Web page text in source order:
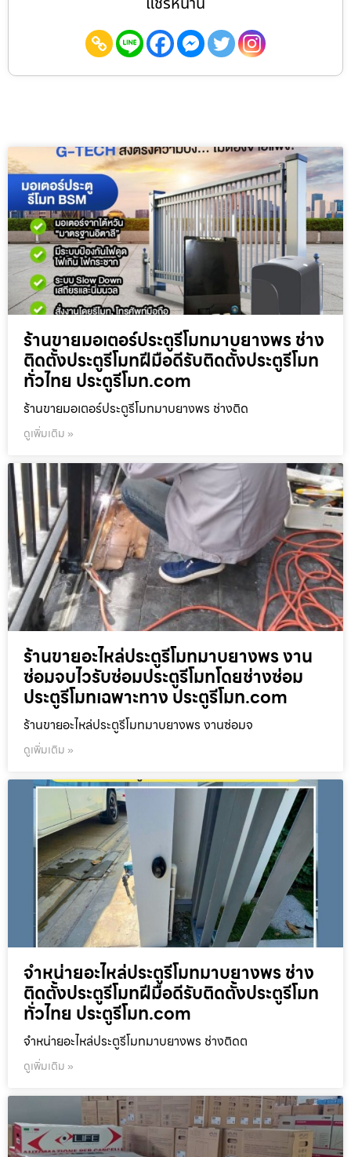
ร้านขายมอเตอร์ประตูรีโมทมาบยางพร ช่าง
ติดตั้งประตูรีโมทฝีมือดีรับติดตั้งประตูรีโมท
ทั่วไทย ประตูรีโมท.com
ร้านขายมอเตอร์ประตูรีโมทมาบยางพร ช่างติด
ดูเพิ่มเติม »
ร้านขายอะไหล่ประตูรีโมทมาบยางพร งาน
ซ่อมจบไวรับซ่อมประตูรีโมทโดยช่างซ่อม
ประตูรีโมทเฉพาะทาง ประตูรีโมท.com
ร้านขายอะไหล่ประตูรีโมทมาบยางพร งานซ่อมจ
ดูเพิ่มเติม »
จำหน่ายอะไหล่ประตูรีโมทมาบยางพร ช่าง
ติดตั้งประตูรีโมทฝีมือดีรับติดตั้งประตูรีโมท
ทั่วไทย ประตูรีโมท.com
จำหน่ายอะไหล่ประตูรีโมทมาบยางพร ช่างติดต
ดูเพิ่มเติม »